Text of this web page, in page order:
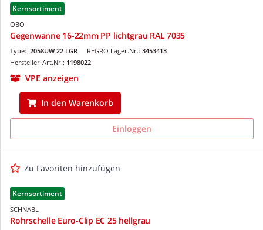
Kernsortiment
OBO
Gegenwanne 16-22mm PP lichtgrau RAL 7035
REGRO Lager.Nr.: 3453413
Type: 2058UW 22 LGR
Hersteller-Art.Nr.: 1198022
VPE anzeigen
In den Warenkorb
Einloggen
Zu Favoriten hinzufügen
Kernsortiment
SCHNABL
Rohrschelle Euro-Clip EC 25 hellgrau